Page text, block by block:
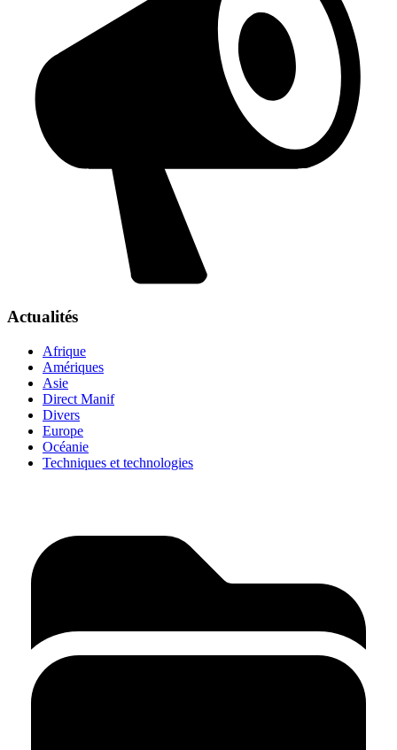
Actualités
Afrique
Amériques
Asie
Direct Manif
Divers
Europe
Océanie
Techniques et technologies